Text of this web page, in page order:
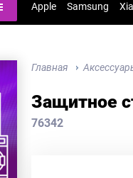
Apple Samsung
Главная
Защитное
76342